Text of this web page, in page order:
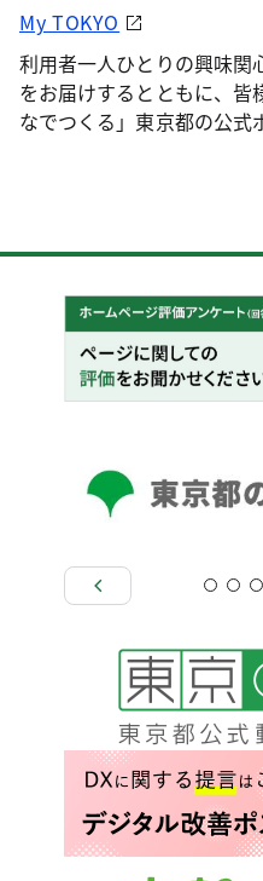
My TOKYO
利用者一人ひとりの興味関
をお届けするとともに、皆
なでつくる」東京都の公式